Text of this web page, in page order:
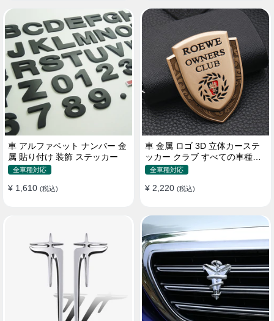
車 アルファベット ナンバー 金
属 貼り付け 装飾 ステッカー
全車種対応
¥ 1,610 (税込)
車 金属 ロゴ 3D 立体カーステ
ッカー クラブ すべての車種対
応 カスタム サイドポスト
全車種対応
¥ 2,220 (税込)